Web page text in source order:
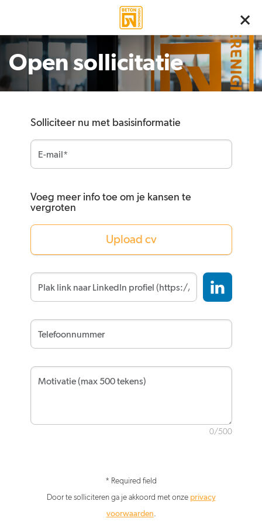
Open sollicitatie
Solliciteer nu met basisinformatie
Voeg meer info toe om je kansen te
vergroten
Upload cv
0/500
* Required field
Door te solliciteren ga je akkoord met onze privacy
voorwaarden